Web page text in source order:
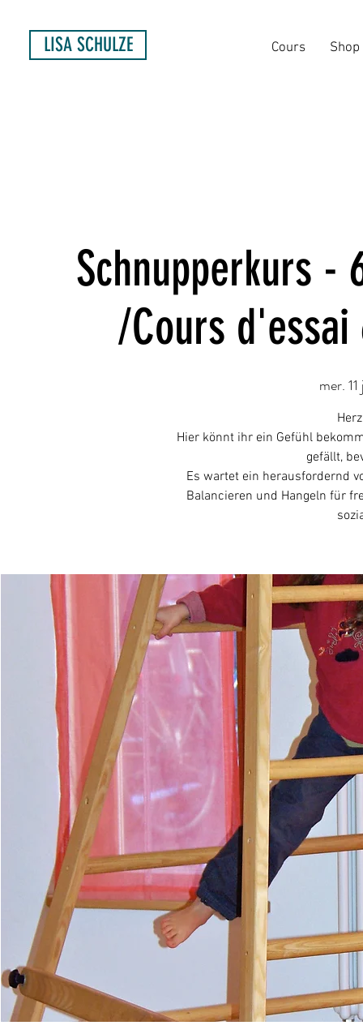
Cours Shop
LISA SCHULZE
Schnupperkurs -
/Cours
mer.
Hier könnt ihr ein Gefühl
gefällt,
Es wartet ein herausfordernd
Balancieren und Hangeln für